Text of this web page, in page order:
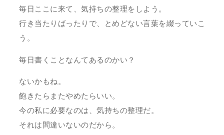
毎日ここに来て、気持ちの整理をしよう。
行き当たりばったりで、とめどない言葉を綴っていこ
う。
毎日書くことなんてあるのかい？
ないかもね。
飽きたらまたやめたらいい。
今の私に必要なのは、気持ちの整理だ。
それは間違いないのだから。